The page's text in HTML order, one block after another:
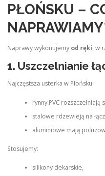
PŁOŃSKU –
Naprawy wykonujemy od ręki, w
1. Uszczelnianie
Najczęstsza usterka w Płońsku:
rynny PVC rozszczelniają
stalowe rdzewieją na
aluminiowe mają
Stosujemy:
silikony dekarskie,